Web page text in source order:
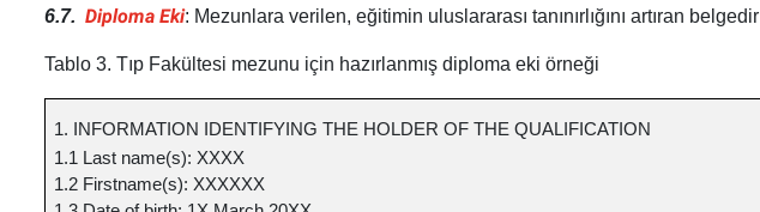
6.7. Diploma Eki: Mezunlara verilen, eğitimin uluslararası tanınırlığını artıran belgedir
Tablo 3. Tıp Fakültesi mezunu için hazırlanmış diploma eki örneği
1. INFORMATION IDENTIFYING THE HOLDER OF THE QUALIFICATION
1.1 Last name(s): XXXX
1.2 Firstname(s): XXXXXX